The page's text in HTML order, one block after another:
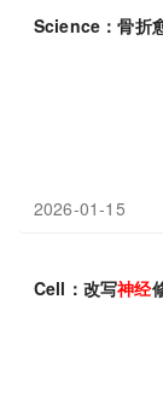
Science：骨折
2026-01-15
Cell：改写神经